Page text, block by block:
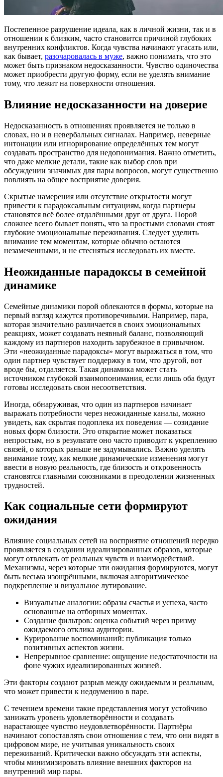
Постепенное разрушение идеала, как в личной жизни, так и в
отношении к близким, часто становится причиной глубоких
внутренних конфликтов. Когда чувства начинают угасать или,
как бывает, разочаровалась в муже, важно понимать, что это
может быть признаком недосказанности. Чувство одиночества
может приобрести другую форму, если не уделять внимание
тому, что лежит на поверхности отношения.
Влияние недосказанности на доверие
Недосказанность в отношениях проявляется не только в
словах, но и в невербальных сигналах. Например, неверные
интонации или игнорирование определённых тем могут
создавать пространство для недопонимания. Важно отметить,
что даже мелкие детали, такие как выбор слов при
обсуждении значимых для пары вопросов, могут существенно
повлиять на общее восприятие доверия.
Скрытые намерения или отсутствие открытости могут
привести к парадоксальным ситуациям, когда партнеры
становятся всё более отдалёнными друг от друга. Порой
сложнее всего бывает понять, что за простыми словами стоят
глубокие эмоциональные переживания. Следует уделить
внимание тем моментам, которые обычно остаются
незамеченными, и не стесняться исследовать их вместе.
Неожиданные парадоксы в семейной
динамике
Семейные динамики порой облекаются в формы, которые на
первый взгляд кажутся противоречивыми. Например, пара,
которая значительно различается в своих эмоциональных
реакциях, может создавать неявный баланс, позволяющий
каждому из партнеров находить зарубежное в привычном.
Эти «неожиданные парадоксы» могут выражаться в том, что
один партнер чувствует поддержку в том, что другой, вот
вроде бы, отдаляется. Такая динамика может стать
источником глубокой взаимопонимания, если лишь оба будут
готовы исследовать свои несоответствия.
Иногда, обнаруживая, что один из партнеров начинает
выражать потребности через неожиданные каналы, можно
увидеть, как скрытая подоплека их поведения — созидание
новых форм близости. Это открытие может показаться
непростым, но в результате оно часто приводит к укреплению
связей, о которых раньше не задумывались. Важно уделять
внимание тому, как мелкие динамические изменения могут
ввести в новую реальность, где близость и откровенность
становятся главными союзниками в преодолении жизненных
трудностей.
Как социальные сети формируют
ожидания
Влияние социальных сетей на восприятие отношений нередко
проявляется в создании идеализированных образов, которые
могут отвлекать от реальных чувств и взаимодействий.
Механизмы, через которые эти ожидания формируются, могут
быть весьма изощрёнными, включая алгоритмическое
подкрепление и визуальное лутирование.
Визуальные аналогии: образы счастья и успеха, часто
основанные на отборных моментах.
Создание фильтров: оценка событий через призму
ожидаемого отклика аудитории.
Курирование воспоминаний: публикация только
позитивных аспектов жизни.
Непрерывное сравнение: ощущение недостаточности на
фоне чужих идеализированных жизней.
Эти факторы создают разрыв между ожидаемым и реальным,
что может привести к недоумению в паре.
С течением времени такие представления могут устойчиво
занижать уровень удовлетворённости и создавать
нарастающее чувство неудовлетворённости. Партнёры
начинают сопоставлять свои отношения с тем, что они видят в
цифровом мире, не учитывая уникальность своих
переживаний. Критически важно обсуждать эти аспекты,
чтобы минимизировать влияние внешних факторов на
внутренний мир пары.